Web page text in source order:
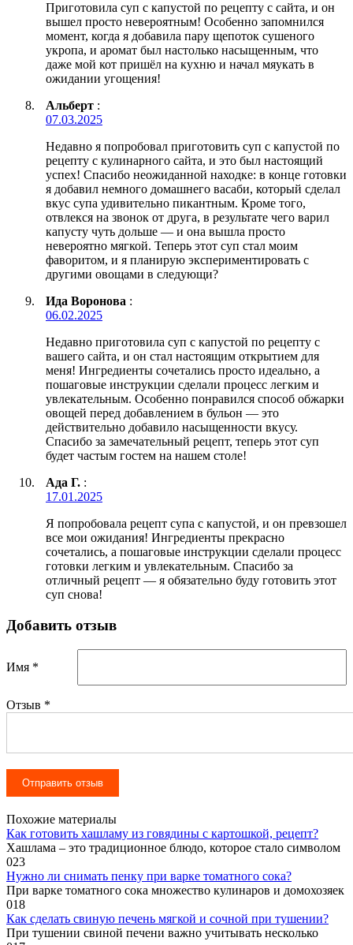
Приготовила суп с капустой по рецепту с сайта, и он
вышел просто невероятным! Особенно запомнился
момент, когда я добавила пару щепоток сушеного
укропа, и аромат был настолько насыщенным, что
даже мой кот пришёл на кухню и начал мяукать в
ожидании угощения!
Альберт :
07.03.2025
Недавно я попробовал приготовить суп с капустой по
рецепту с кулинарного сайта, и это был настоящий
успех! Спасибо неожиданной находке: в конце готовки
я добавил немного домашнего васаби, который сделал
вкус супа удивительно пикантным. Кроме того,
отвлекся на звонок от друга, в результате чего варил
капусту чуть дольше — и она вышла просто
невероятно мягкой. Теперь этот суп стал моим
фаворитом, и я планирую экспериментировать с
другими овощами в следующи?
Ида Воронова :
06.02.2025
Недавно приготовила суп с капустой по рецепту с
вашего сайта, и он стал настоящим открытием для
меня! Ингредиенты сочетались просто идеально, а
пошаговые инструкции сделали процесс легким и
увлекательным. Особенно понравился способ обжарки
овощей перед добавлением в бульон — это
действительно добавило насыщенности вкусу.
Спасибо за замечательный рецепт, теперь этот суп
будет частым гостем на нашем столе!
Ада Г. :
17.01.2025
Я попробовала рецепт супа с капустой, и он превзошел
все мои ожидания! Ингредиенты прекрасно
сочетались, а пошаговые инструкции сделали процесс
готовки легким и увлекательным. Спасибо за
отличный рецепт — я обязательно буду готовить этот
суп снова!
Добавить отзыв
Имя *
Отзыв *
Похожие материалы
Как готовить хашламу из говядины с картошкой, рецепт?
Хашлама – это традиционное блюдо, которое стало символом
023
Нужно ли снимать пенку при варке томатного сока?
При варке томатного сока множество кулинаров и домохозяек
018
Как сделать свиную печень мягкой и сочной при тушении?
При тушении свиной печени важно учитывать несколько